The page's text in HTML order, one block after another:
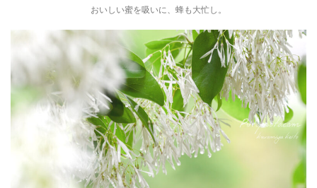
おいしい蜜を吸いに、蜂も大忙し。